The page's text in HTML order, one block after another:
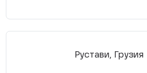
Рустави, Грузия